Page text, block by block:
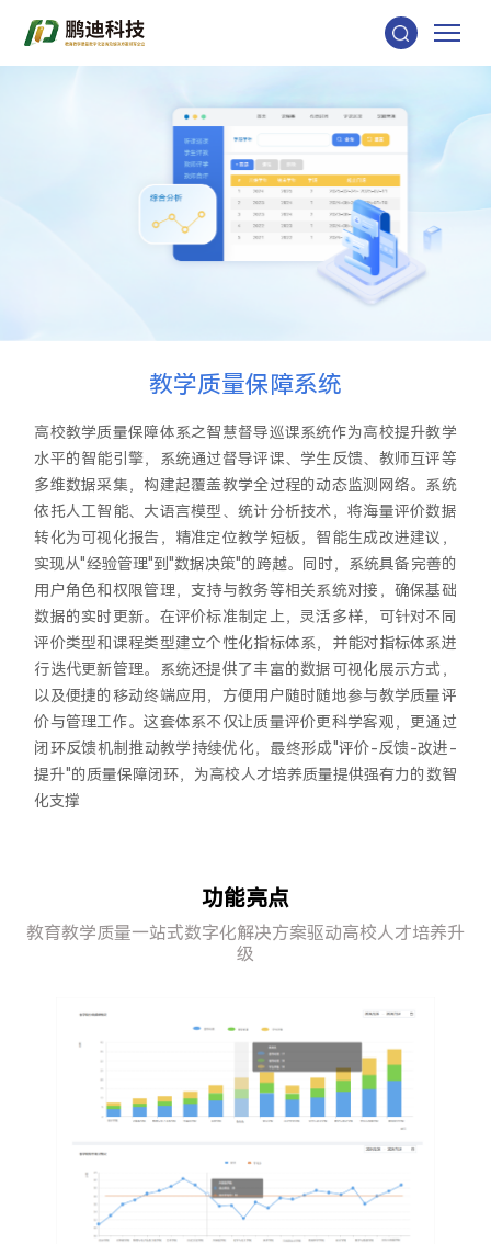
教学质量保障系统
高校教学质量保障体系之智慧督导巡课系统作为高校提升教学
水平的智能引擎，系统通过督导评课、学生反馈、教师互评等
多维数据采集，构建起覆盖教学全过程的动态监测网络。系统
依托人工智能、大语言模型、统计分析技术，将海量评价数据
转化为可视化报告，精准定位教学短板，智能生成改进建议，
实现从"经验管理"到"数据决策"的跨越。同时，系统具备完善的
用户角色和权限管理，支持与教务等相关系统对接，确保基础
数据的实时更新。在评价标准制定上，灵活多样，可针对不同
评价类型和课程类型建立个性化指标体系，并能对指标体系进
行迭代更新管理。系统还提供了丰富的数据可视化展示方式，
以及便捷的移动终端应用，方便用户随时随地参与教学质量评
价与管理工作。这套体系不仅让质量评价更科学客观，更通过
闭环反馈机制推动教学持续优化，最终形成"评价-反馈-改进-
提升"的质量保障闭环，为高校人才培养质量提供强有力的数智
化支撑
功能亮点
教育教学质量一站式数字化解决方案驱动高校人才培养升
级